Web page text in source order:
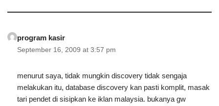
program kasir
September 16, 2009 at 3:57 pm
menurut saya, tidak mungkin discovery tidak sengaja
melakukan itu, database discovery kan pasti komplit, masak
tari pendet di sisipkan ke iklan malaysia. bukanya gw